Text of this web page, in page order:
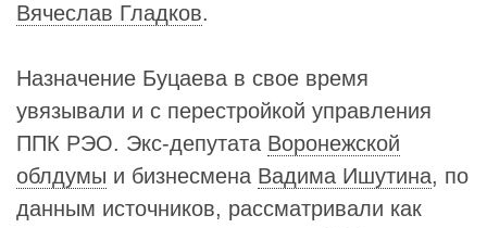
Вячеслав Гладков.
Назначение Буцаева в свое время
увязывали и с перестройкой управления
ППК РЭО. Экс-депутата Воронежской
облдумы и бизнесмена Вадима Ишутина, по
данным источников, рассматривали как